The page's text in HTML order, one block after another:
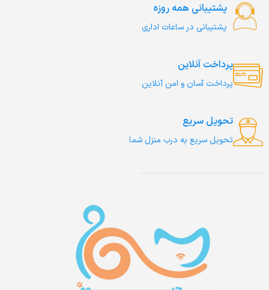
پشتیبانی همه روزه
پشتیبانی در ساعات اداری
پرداخت آنلاین
پرداخت آسان و امن آنلاین
تحویل سریع
تحویل سریع به درب منزل شما